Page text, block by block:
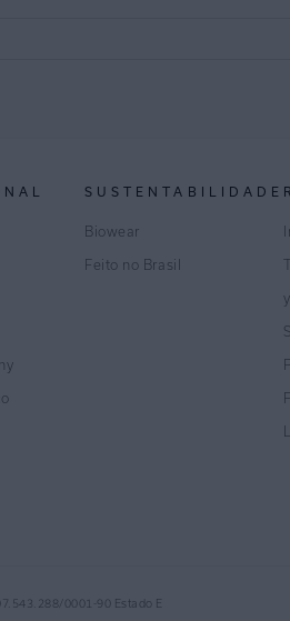
SUSTENTABILIDADE
Biowear
Feito no Brasil
0001-90 Estado E